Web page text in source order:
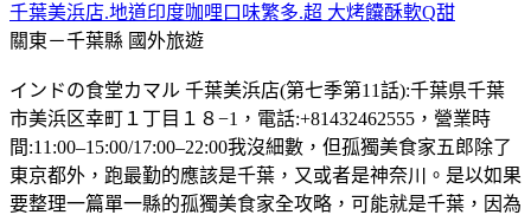
千葉美浜店.地道印度咖哩口味繁多.超 大烤饢酥軟Q甜
關東－千葉縣 國外旅遊
インドの食堂カマル 千葉美浜店(第七季第11話):千葉県千葉
市美浜区幸町１丁目１８−1，電話:+81432462555，營業時
間:11:00–15:00/17:00–22:00我沒細數，但孤獨美食家五郎除了
東京都外，跑最勤的應該是千葉，又或者是神奈川。是以如果
要整理一篇單一縣的孤獨美食家全攻略，可能就是千葉，因為